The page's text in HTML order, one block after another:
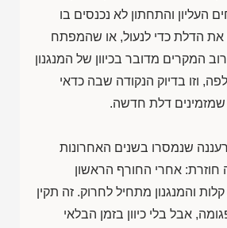
העליון והתחתון לא נכנסים בו
את הדלת כדי לנעול, או שהמפתח
המקרים מדובר בכיוון של המנגנון
וזו בדיוק הנקודה שבה כדאי
שמזמינים דלת חדשה.
שנמסרו בשנים האחרונות
חוזרת: אחרי החורף הראשון
והמנגנון מתחיל לחרוק. זה תקין
אבל בלי כיוון בזמן הבלאי